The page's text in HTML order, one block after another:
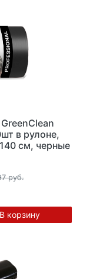
в рулоне,
см, черные
руб.
В корзину